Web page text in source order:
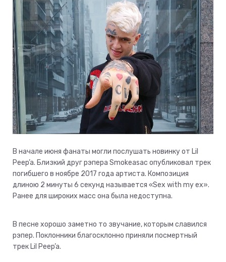
В начале июня фанаты могли послушать новинку от Lil
Peep’a. Близкий друг рэпера Smokeasac опубликовал трек
погибшего в ноябре 2017 года артиста. Композиция
длиною 2 минуты 6 секунд называется «Sex with my ex».
Ранее для широких масс она была недоступна.
В песне хорошо заметно то звучание, которым славился
рэпер. Поклонники благосклонно приняли посмертный
трек Lil Peep’a.